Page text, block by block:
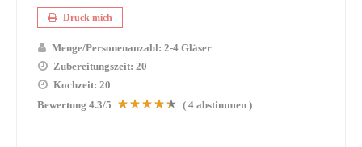
Druck mich
Menge/Personenanzahl: 2-4 Gläser
Zubereitungszeit: 20
Kochzeit: 20
Bewertung 4.3/5 ( 4 abstimmen )